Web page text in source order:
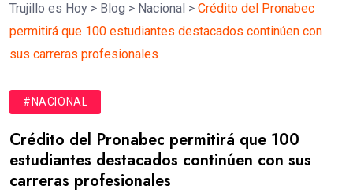
Trujillo es Hoy > Blog > Nacional > Crédito del Pronabec
permitirá que 100 estudiantes destacados continúen con
sus carreras profesionales
#NACIONAL
Crédito del Pronabec permitirá que 100
estudiantes destacados continúen con sus
carreras profesionales